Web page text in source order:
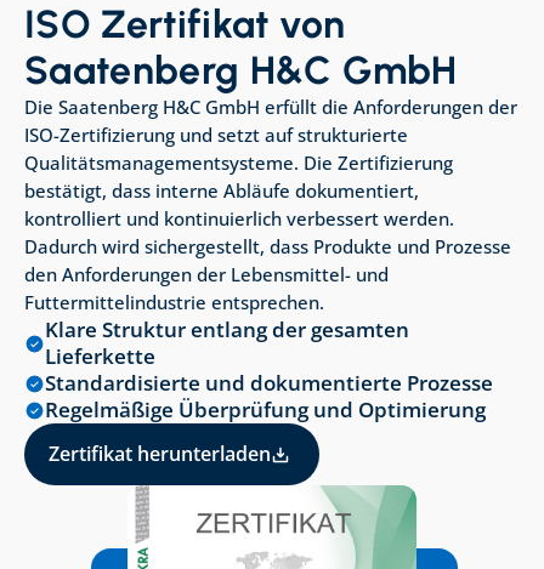
ISO Zertifikat von
Saatenberg H&C GmbH
Die Saatenberg H&C GmbH erfüllt die Anforderungen der
ISO-Zertifizierung und setzt auf strukturierte
Qualitätsmanagementsysteme. Die Zertifizierung
bestätigt, dass interne Abläufe dokumentiert,
kontrolliert und kontinuierlich verbessert werden.
Dadurch wird sichergestellt, dass Produkte und Prozesse
den Anforderungen der Lebensmittel- und
Futtermittelindustrie entsprechen.
Klare Struktur entlang der gesamten
Lieferkette
Standardisierte und dokumentierte Prozesse
Regelmäßige Überprüfung und Optimierung
Zertifikat herunterladen